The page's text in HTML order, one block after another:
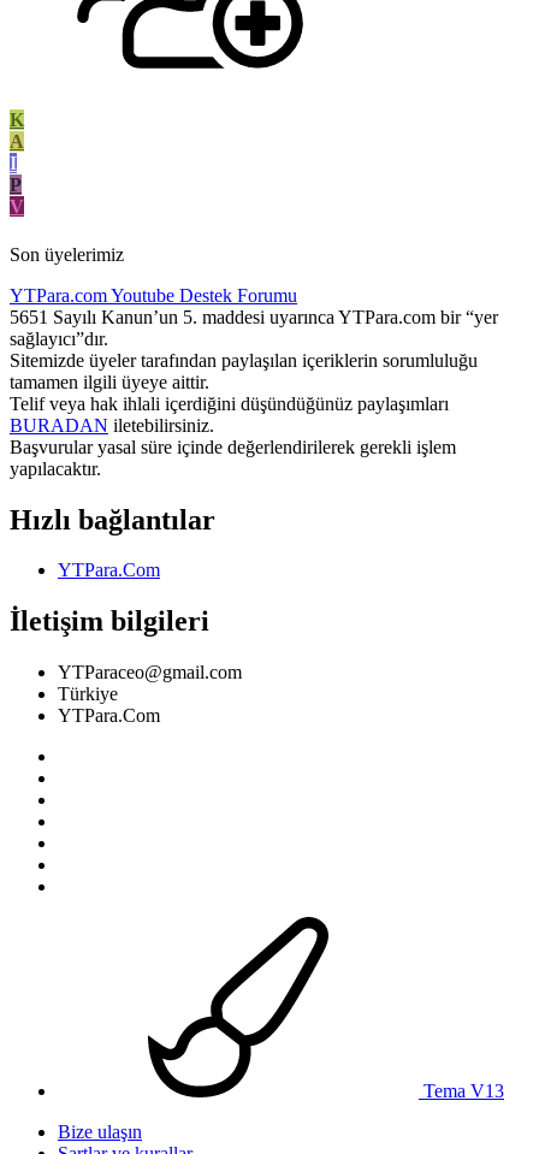
K
A
I
P
V
Son üyelerimiz
YTPara.comYoutube Destek Forumu
5651 Sayılı Kanun’un 5. maddesi uyarınca YTPara.com bir “yer
sağlayıcı”dır.
Sitemizde üyeler tarafından paylaşılan içeriklerin sorumluluğu
tamamen ilgili üyeye aittir.
Telif veya hak ihlali içerdiğini düşündüğünüz paylaşımları
BURADAN iletebilirsiniz.
Başvurular yasal süre içinde değerlendirilerek gerekli işlem
yapılacaktır.
Hızlı bağlantılar
YTPara.Com
İletişim bilgileri
YTParaceo@gmail.com
Türkiye
YTPara.Com
Tema V13
Bize ulaşın